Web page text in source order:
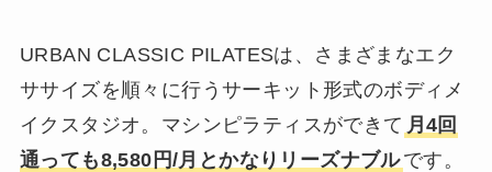
URBAN CLASSIC PILATESは、さまざまなエク
ササイズを順々に行うサーキット形式のボディメ
イクスタジオ。マシンピラティスができて 月4回
通っても8,580円/月とかなりリーズナブルです。